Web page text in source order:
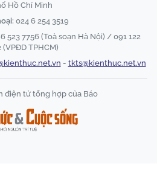
Hồ Chí Minh
024 6 254 3519
523 7756 (Toà soạn Hà Nội) / 091 122
(VPĐD TPHCM)
- tkts@kienthuc.net.vn
điện tử tổng hợp của Báo